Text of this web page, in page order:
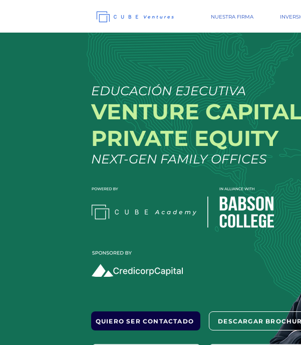
NUESTRA FIRMA
QUIERO SER CONTACTADO DESCARGAR
EDUCACIÓN EJECUTIVA
VENTURE
PRIVATE EQUITY
NEXT-GEN FAMILY OFFICES